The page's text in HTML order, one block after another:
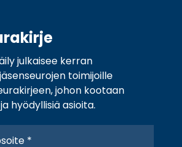
julkaisee kerran
toimijoille
johon kootaan
hyödyllisiä asioita.